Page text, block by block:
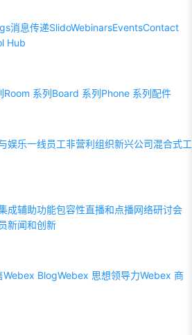
消息传递SlidoWebinarsEventsContact
Hub
Room 系列Board 系列Phone 系列配件
娱乐一线员工非营利组织新兴公司混合式工
成辅助功能包容性直播和点播网络研讨会
新闻和创新
Webex BlogWebex 思想领导力Webex 商